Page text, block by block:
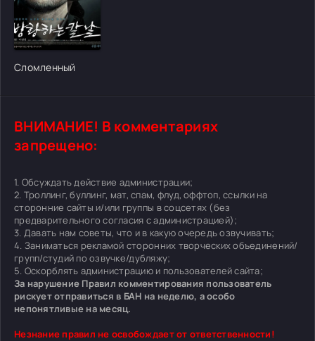
[/xfgiven_cvh_poster_urlcvh_poster_url]
Сломленный
ВНИМАНИЕ! В комментариях
запрещено:
1. Обсуждать действие администрации;
2. Троллинг, буллинг, мат, спам, флуд, оффтоп, ссылки на
сторонние сайты и/или группы в соцсетях (без
предварительного согласия с администрацией);
3. Давать нам советы, что и в какую очередь озвучивать;
4. Заниматься рекламой сторонних творческих объединений/
групп/студий по озвучке/дубляжу;
5. Оскорблять администрацию и пользователей сайта;
За нарушение Правил комментирования пользователь
рискует отправиться в БАН на неделю, а особо
непонятливые на месяц.
Незнание правил не освобождает от ответственности!